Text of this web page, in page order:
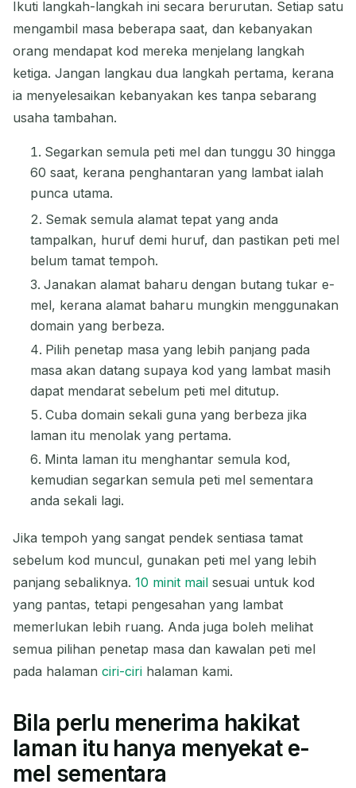
Ikuti langkah-langkah ini secara berurutan. Setiap satu
mengambil masa beberapa saat, dan kebanyakan
orang mendapat kod mereka menjelang langkah
ketiga. Jangan langkau dua langkah pertama, kerana
ia menyelesaikan kebanyakan kes tanpa sebarang
usaha tambahan.
Segarkan semula peti mel dan tunggu 30 hingga
60 saat, kerana penghantaran yang lambat ialah
punca utama.
Semak semula alamat tepat yang anda
tampalkan, huruf demi huruf, dan pastikan peti mel
belum tamat tempoh.
Janakan alamat baharu dengan butang tukar e-
mel, kerana alamat baharu mungkin menggunakan
domain yang berbeza.
Pilih penetap masa yang lebih panjang pada
masa akan datang supaya kod yang lambat masih
dapat mendarat sebelum peti mel ditutup.
Cuba domain sekali guna yang berbeza jika
laman itu menolak yang pertama.
Minta laman itu menghantar semula kod,
kemudian segarkan semula peti mel sementara
anda sekali lagi.
Jika tempoh yang sangat pendek sentiasa tamat
sebelum kod muncul, gunakan peti mel yang lebih
panjang sebaliknya. 10 minit mail sesuai untuk kod
yang pantas, tetapi pengesahan yang lambat
memerlukan lebih ruang. Anda juga boleh melihat
semua pilihan penetap masa dan kawalan peti mel
pada halaman ciri-ciri halaman kami.
Bila perlu menerima hakikat
laman itu hanya menyekat e-
mel sementara